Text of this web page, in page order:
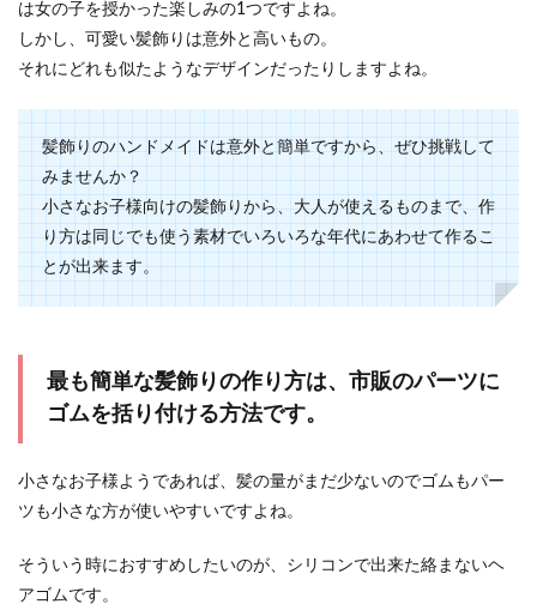
指輪のおしゃれな付け方のコツ！バラ
ンスや印象の楽しみ方
指輪のおしゃれな付け方はコツがわかれば簡単で
す。 ただ何も考えずに付けてしまうと、その指輪
は女の子を授かった楽しみの1つですよね。
しかし、可愛い髪飾りは意外と高いもの。
それにどれも似たようなデザインだったりしますよね。
髪飾りのハンドメイドは意外と簡単ですから、ぜひ挑戦して
みませんか？
小さなお子様向けの髪飾りから、大人が使えるものまで、作
り方は同じでも使う素材でいろいろな年代にあわせて作るこ
とが出来ます。
最も簡単な髪飾りの作り方は、市販のパーツに
ゴムを括り付ける方法です。
小さなお子様ようであれば、髪の量がまだ少ないのでゴムもパー
ツも小さな方が使いやすいですよね。
そういう時におすすめしたいのが、シリコンで出来た絡まないヘ
アゴムです。